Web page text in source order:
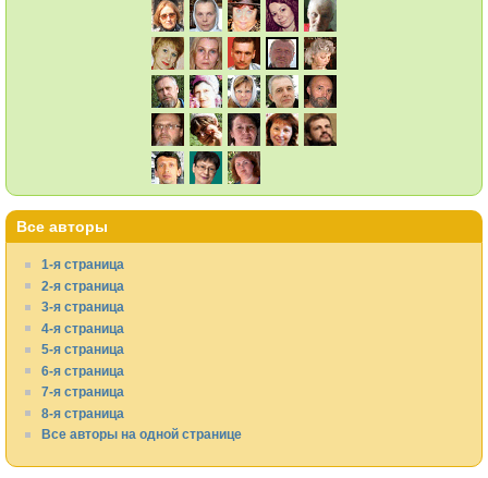
Все авторы
1-я страница
2-я страница
3-я страница
4-я страница
5-я страница
6-я страница
7-я страница
8-я страница
Все авторы на одной странице